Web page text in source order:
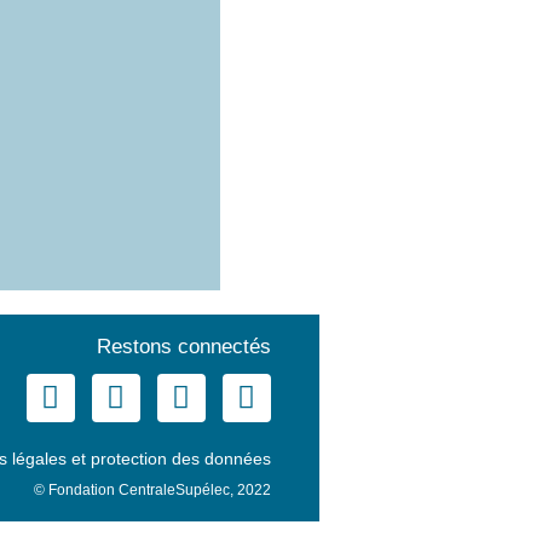
Restons connectés
légales et protection des données
© Fondation CentraleSupélec, 2022